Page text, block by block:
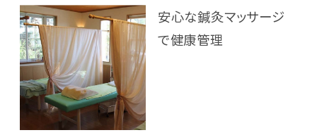
安心な鍼灸マッサージ
で健康管理